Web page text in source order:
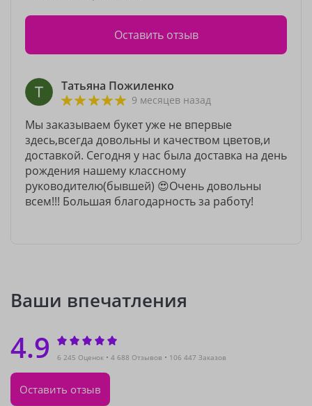
Оставить отзыв
Татьяна Пожиленко
9 месяцев назад
Мы заказываем букет уже не впервые
здесь,всегда довольны и качеством цветов,и
доставкой. Сегодня у нас была доставка на день
рождения нашему классному
руководителю(бывшей) 😍Очень довольны
всем!!! Большая благодарность за работу!
Ваши впечатления
4.9 6 245 Оценок 4 688 Отзывов 106 447 Заказов
Оставить отзыв